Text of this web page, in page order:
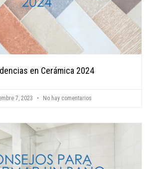
en Cerámica 2024
7, 2023 No hay comentarios